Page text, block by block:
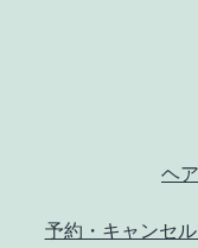
ヘ
予約・キャンセ